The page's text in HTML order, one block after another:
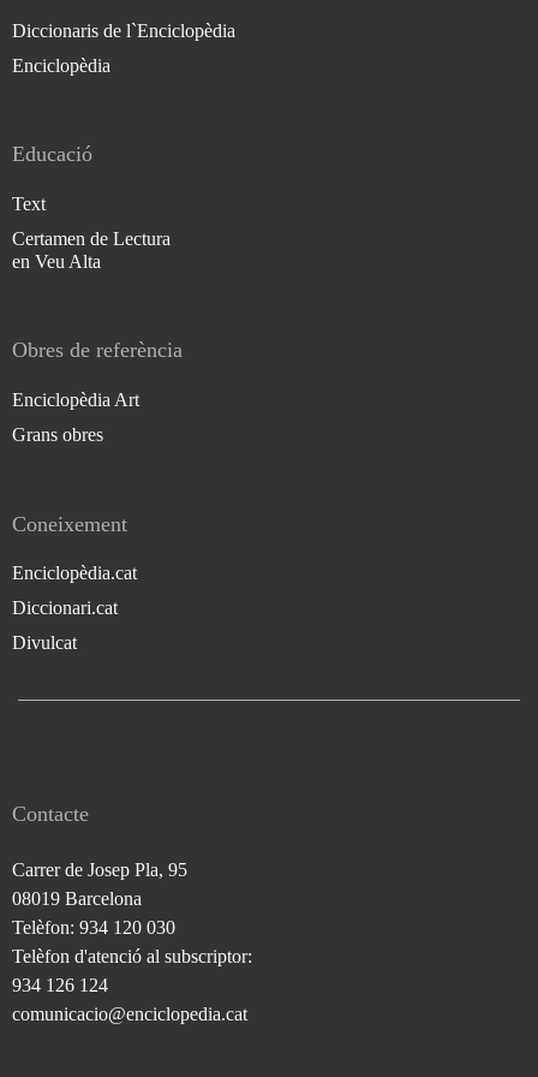
Diccionaris de l`Enciclopèdia
Enciclopèdia
Educació
Text
Certamen de Lectura
en Veu Alta
Obres de referència
Enciclopèdia Art
Grans obres
Coneixement
Enciclopèdia.cat
Diccionari.cat
Divulcat
Contacte
Carrer de Josep Pla, 95
08019 Barcelona
Telèfon: 934 120 030
Telèfon d'atenció al subscriptor:
934 126 124
comunicacio@enciclopedia.cat